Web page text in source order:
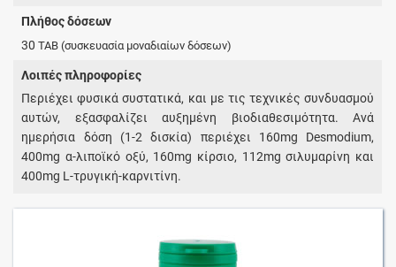
Πλήθος δόσεων
30TAB (συσκευασία μοναδιαίων δόσεων)
Λοιπές πληροφορίες
Περιέχει φυσικά συστατικά, και με τις τεχνικές συνδυασμού
αυτών, εξασφαλίζει αυξημένη βιοδιαθεσιμότητα. Ανά
ημερήσια δόση (1-2 δισκία) περιέχει 160mg Desmodium,
400mg α-λιποϊκό οξύ, 160mg κίρσιο, 112mg σιλυμαρίνη και
400mg L-τρυγική-καρνιτίνη.